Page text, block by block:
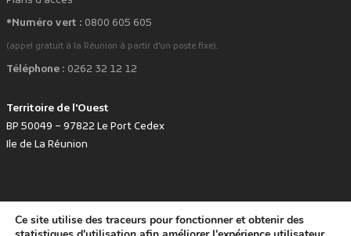
*Numéro vert : 0800 605 605
(appel gratuit à la Réunion à partir d'un poste fixe).
Téléphone : 0262 32 12 12
Territoire de l'Ouest
BP 50049 – 97822 Le Port Cedex
Ile de La Réunion
Développé avec favoritepar le Territoire de l'Ouest © www.tco.re -2026.
Ce site utilise des traceurs pour fonctionner et obtenir des